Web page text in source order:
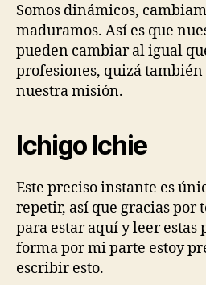
Somos dinámicos,
maduramos. Así es que
pueden cambiar al igual
profesiones, quizá
nuestra misión.
Ichigo Ichie
Este preciso instante es
repetir, así que gracias por
para estar aquí y leer estas
forma por mi parte estoy
escribir esto.